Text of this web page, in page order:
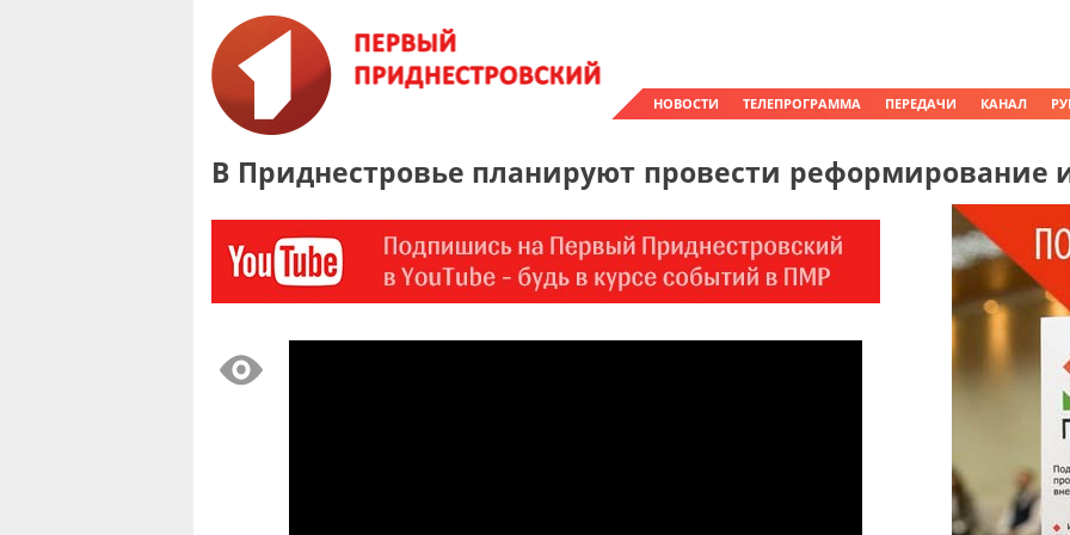
НОВОСТИ ТЕЛЕПРОГРАММА ПЕРЕДАЧИ КАНАЛ
В Приднестровье планируют провести реформирование